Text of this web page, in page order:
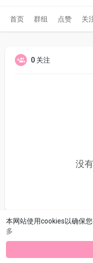
本网站使用cookies以确保
多
首页 群组 点赞 关
0 关注
没